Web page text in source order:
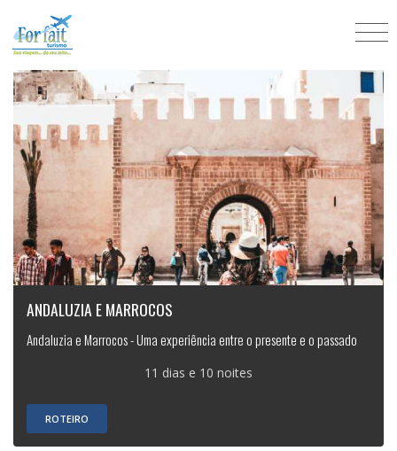
Baixa temporada
ANDALUZIA E MARROCOS
Andaluzia e Marrocos - Uma experiência entre o presente e o passado
11 dias e 10 noites
ROTEIRO